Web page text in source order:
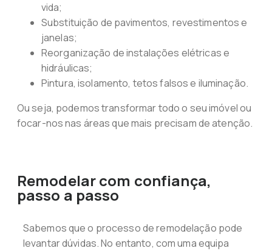
vida;
Substituição de pavimentos, revestimentos e
janelas;
Reorganização de instalações elétricas e
hidráulicas;
Pintura, isolamento, tetos falsos e iluminação.
Ou seja, podemos transformar todo o seu imóvel ou
focar-nos nas áreas que mais precisam de atenção.
Remodelar com confiança,
passo a passo
Sabemos que o processo de remodelação pode
levantar dúvidas. No entanto, com uma equipa